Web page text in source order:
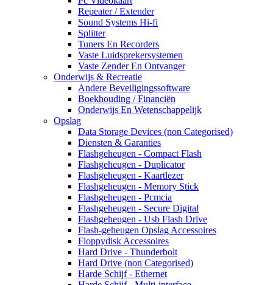
Repeater / Extender
Sound Systems Hi-fi
Splitter
Tuners En Recorders
Vaste Luidsprekersystemen
Vaste Zender En Ontvanger
Onderwijs & Recreatie
Andere Beveiligingssoftware
Boekhouding / Financiën
Onderwijs En Wetenschappelijk
Opslag
Data Storage Devices (non Categorised)
Diensten & Garanties
Flashgeheugen - Compact Flash
Flashgeheugen - Duplicator
Flashgeheugen - Kaartlezer
Flashgeheugen - Memory Stick
Flashgeheugen - Pcmcia
Flashgeheugen - Secure Digital
Flashgeheugen - Usb Flash Drive
Flash-geheugen Opslag Accessoires
Floppydisk Accessoires
Hard Drive - Thunderbolt
Hard Drive (non Categorised)
Harde Schijf - Ethernet